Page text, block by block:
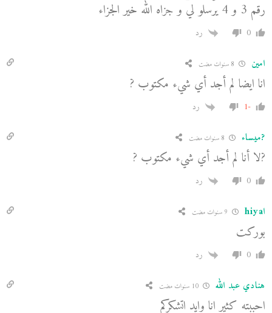
رقم 3 و 4 يرسلو لي و جزاه الله خير الجزاء
0 رد
امين
انا ايضا لم أجد أي شيء مكتوب ?
-1 رد
?ميساء
?لا أنا لم أجد أي شيء مكتوب ?
0 رد
اhiya
بوركت
0 رد
هنادي عبد الله
احببته كثير انا وايد اتشكركم